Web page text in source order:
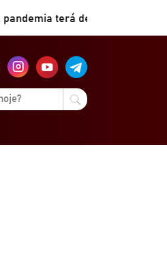
terá desconto de 50%